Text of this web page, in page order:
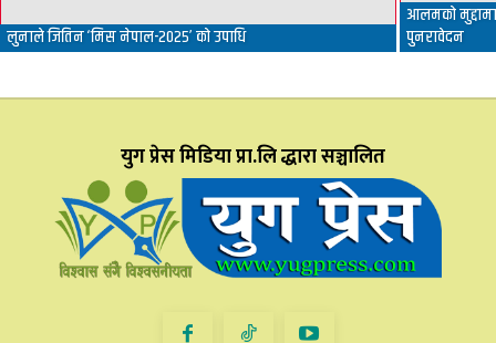
लुनाले जितिन ‘मिस नेपाल-२०२५’ को उपाधि
आलमको
पुनरावेदन
युग प्रेस मिडिया प्रा.लि द्धारा सञ्चालित